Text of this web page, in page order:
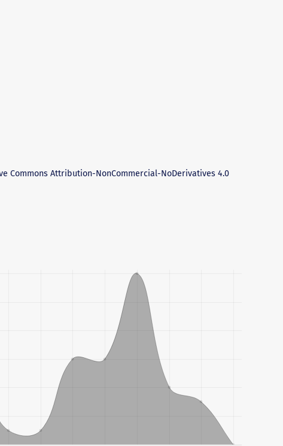
Commons Attribution-NonCommercial-NoDerivatives 4.0